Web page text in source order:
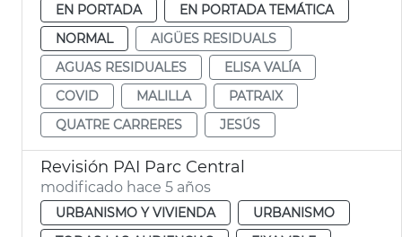
EN PORTADA
EN PORTADA TEMÁTICA
NORMAL
AIGÜES RESIDUALS
AGUAS RESIDUALES
ELISA VALÍA
COVID
MALILLA
PATRAIX
QUATRE CARRERES
JESÚS
Revisión PAI Parc Central
modificado hace 5 años
URBANISMO Y VIVIENDA
URBANISMO